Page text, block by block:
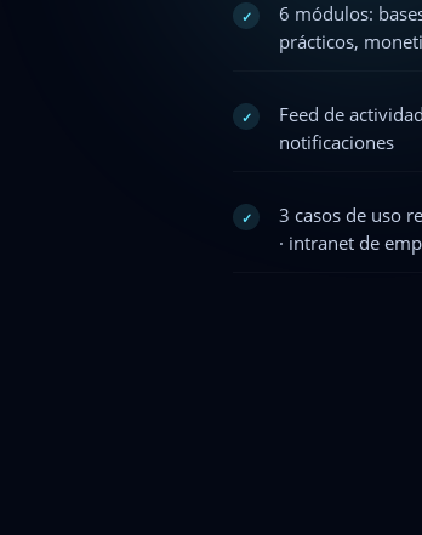
✓
6 módulos:
prácticos,
✓
Feed de
notificaciones
✓
3 casos de uso
· intranet de